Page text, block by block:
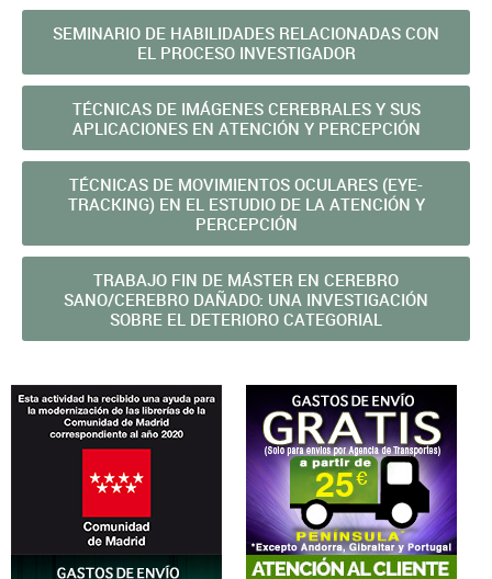
SEMINARIO DE HABILIDADES RELACIONADAS CON
EL PROCESO INVESTIGADOR
TÉCNICAS DE IMÁGENES CEREBRALES Y SUS
APLICACIONES EN ATENCIÓN Y PERCEPCIÓN
TÉCNICAS DE MOVIMIENTOS OCULARES (EYE-
TRACKING) EN EL ESTUDIO DE LA ATENCIÓN Y
PERCEPCIÓN
TRABAJO FIN DE MÁSTER EN CEREBRO
SANO/CEREBRO DAÑADO: UNA INVESTIGACIÓN
SOBRE EL DETERIORO CATEGORIAL